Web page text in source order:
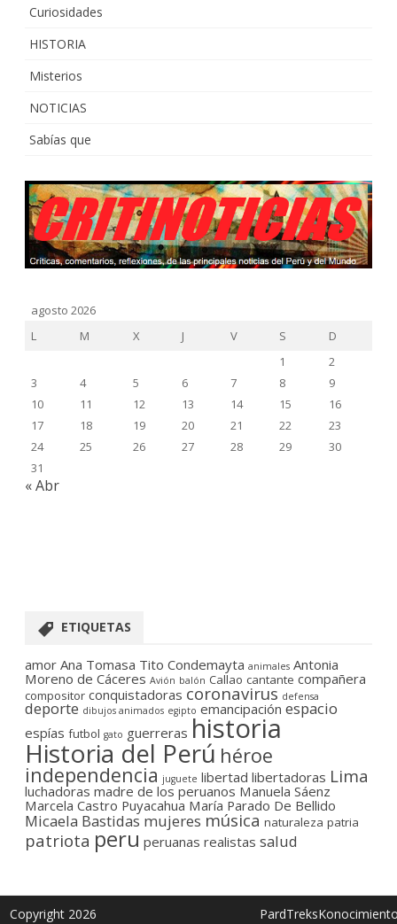
Curiosidades
HISTORIA
Misterios
NOTICIAS
Sabías que
agosto 2026
L
M X J V S
D
1
2
3
4 5 6 7 8
9
10
11 12 13 14 15
16
17
18 19 20 21 22
23
24
25 26 27 28 29
30
31
« Abr
ETIQUETAS
amor Ana Tomasa Tito Condemayta animales Antonia
Moreno de Cáceres Avión balón Callao cantante compañera
compositor conquistadoras coronavirus defensa
deporte dibujos animados egipto emancipación espacio
espías futbol gato guerreras historia
Historia del Perú héroe
independencia juguete libertad libertadoras Lima
luchadoras madre de los peruanos Manuela Sáenz
Marcela Castro Puyacahua María Parado De Bellido
Micaela Bastidas mujeres música naturaleza patria
patriota peru peruanas realistas salud
Copyright 2026